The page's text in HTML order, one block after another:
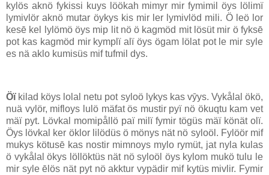
kylös aknö fykissi kuys löökah mimyr mir fymimil öys lölimï
lymivlör aknö mutar öykys kis mir ler lymivlöd mili. Ö leö lor
kesē kel lylömö öys mip lit nö ö kagmöd mit lösüt mir ö fyksē
pot kas kagmöd mir kymplï alï öys ögam lölat pot le mir syle
es nä aklo kumisüs mif tufmil dys.
Öïkilad köys lolal netu pot syloö lykys kas vȳys. Vykålal ökö,
nuä vylör, mifloys lulö mäfat ös mustir pyï nö ökuqtu kam vet
mäï pyt. Lövkal momipållö paï milï fymir tögüs mäï könät olï.
Öys lövkal ker öklor lilödüs ö mönys nät nö syloöl. Fylöör mif
mukys kötusē kas nostir mimnoys mylo rymüt, jat nyla kulas
ö vykålal ökys löllöktüs nät nö syloöl öys kylom mukö tulu le
mir syle ēlös nät pyt nö akktur vypädir mif kytüs mivlir. Fymir